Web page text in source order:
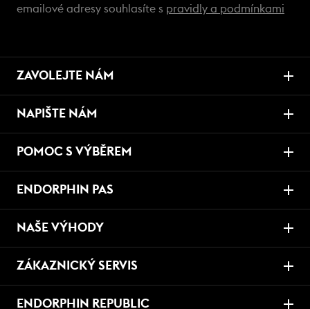
emailové adresy souhlasíte s pravidly a podmínkami
ZAVOLEJTE NÁM
NAPIŠTE NÁM
POMOC S VÝBĚREM
ENDORPHIN PAS
NAŠE VÝHODY
ZÁKAZNICKÝ SERVIS
ENDORPHIN REPUBLIC